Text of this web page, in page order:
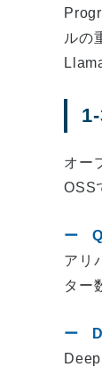
ルの
オー
OSS
アリ
ター